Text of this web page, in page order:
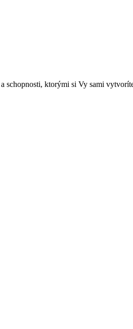
schopnosti, ktorými si Vy sami